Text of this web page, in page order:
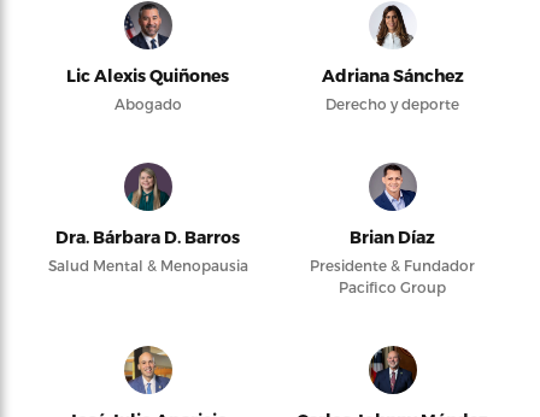
Lic Alexis Quiñones
Abogado
Adriana Sánchez
Derecho y deporte
Dra. Bárbara D. Barros
Salud Mental & Menopausia
Brian Díaz
Presidente & Fundador
Pacifico Group